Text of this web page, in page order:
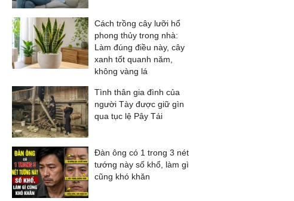
Cách trồng cây lưỡi hổ
phong thủy trong nhà:
Làm đúng điều này, cây
xanh tốt quanh năm,
không vàng lá
Tình thân gia đình của
người Tày được giữ gìn
qua tục lệ Pây Tái
Đàn ông có 1 trong 3 nét
tướng này số khổ, làm gì
cũng khó khăn